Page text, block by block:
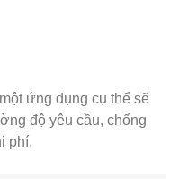
ứng dụng cụ thể sẽ
độ yêu cầu, chống
phí.